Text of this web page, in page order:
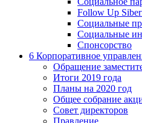
Follow Up
Социальные
Социальные
Спонсорство
6 Корпоративное
Обращение
Итоги 2019 года
Планы на 2020 год
Общее собрание
Совет директоров
Правление